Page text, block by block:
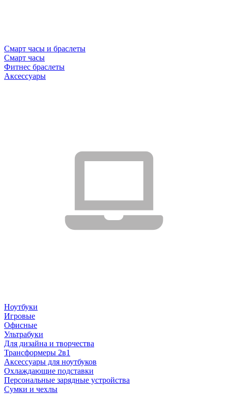
Смарт часы и браслеты
Смарт часы
Фитнес браслеты
Аксессуары
Ноутбуки
Игровые
Офисные
Ультрабуки
Для дизайна и творчества
Трансформеры 2в1
Аксессуары для ноутбуков
Охлаждающие подставки
Персональные зарядные устройства
Сумки и чехлы